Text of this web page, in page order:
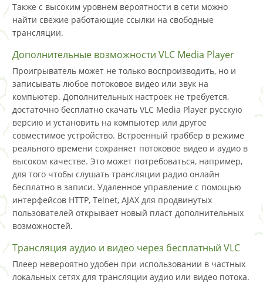
Также с высоким уровнем вероятности в сети можно
найти свежие работающие ссылки на свободные
трансляции.
Дополнительные возможности VLC Media Player
Проигрыватель может не только воспроизводить, но и
записывать любое потоковое видео или звук на
компьютер. Дополнительных настроек не требуется,
достаточно бесплатно скачать VLC Media Player русскую
версию и установить на компьютер или другое
совместимое устройство. Встроенный граббер в режиме
реального времени сохраняет потоковое видео и аудио в
высоком качестве. Это может потребоваться, например,
для того чтобы слушать трансляции радио онлайн
бесплатно в записи. Удаленное управление с помощью
интерфейсов HTTP, Telnet, AJAX для продвинутых
пользователей открывает новый пласт дополнительных
возможностей.
Трансляция аудио и видео через бесплатный VLC
Плеер невероятно удобен при использовании в частных
локальных сетях для трансляции аудио или видео потока.